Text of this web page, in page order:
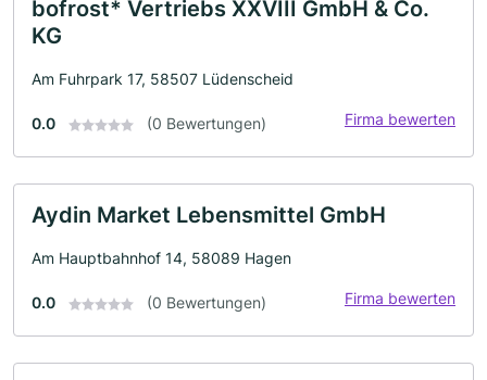
bofrost* Vertriebs XXVIII GmbH & Co.
KG
Am Fuhrpark 17, 58507 Lüdenscheid
0.0 (0 Bewertungen) Firma bewerten
Aydin Market Lebensmittel GmbH
Am Hauptbahnhof 14, 58089 Hagen
0.0 (0 Bewertungen) Firma bewerten